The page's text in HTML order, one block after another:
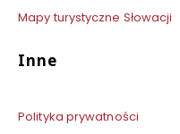
Mapy turystyczne Słowacji
Inne
Polityka prywatności